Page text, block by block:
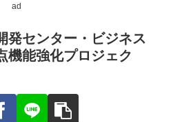
ad
発センター・ビジネス
機能強化プロジェク